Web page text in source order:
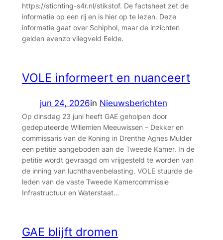
https://stichting-s4r.nl/stikstof. De factsheet zet de
informatie op een rij en is hier op te lezen. Deze
informatie gaat over Schiphol, maar de inzichten
gelden evenzo vliegveld Eelde.
VOLE informeert en nuanceert
jun 24, 2026in Nieuwsberichten
Op dinsdag 23 juni heeft GAE geholpen door
gedeputeerde Willemien Meeuwissen – Dekker en
commissaris van de Koning in Drenthe Agnes Mulder
een petitie aangeboden aan de Tweede Kamer. In de
petitie wordt gevraagd om vrijgesteld te worden van
de inning van luchthavenbelasting. VOLE stuurde de
leden van de vaste Tweede Kamercommissie
Infrastructuur en Waterstaat…
GAE blijft dromen